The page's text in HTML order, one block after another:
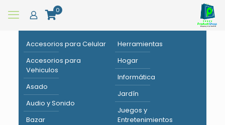
0
Accesorios para Celular
Accesorios para
Vehiculos
Asado
Audio y Sonido
Bazar
Herramientas
Hogar
Informática
Jardín
Juegos y
Entretenimientos